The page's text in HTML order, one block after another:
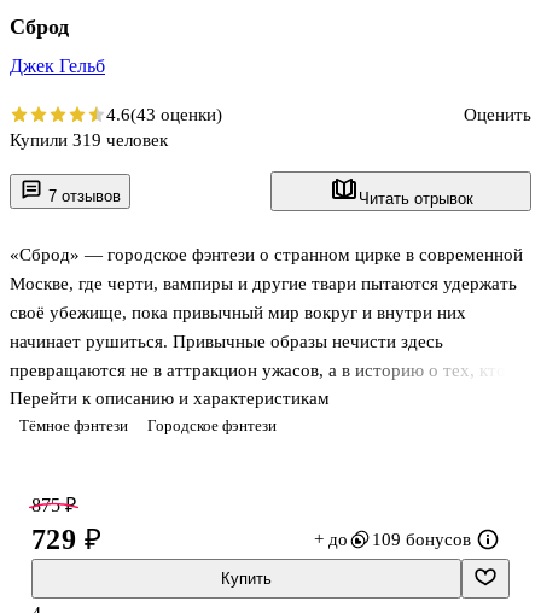
7 отзывов Читать отрывок
Тёмное фэнтези Городское фэнтези
«Сброд» — городское фэнтези о странном цирке в современной
Москве, где черти, вампиры и другие твари пытаются удержать
своё убежище, пока привычный мир вокруг и внутри них
начинает рушиться. Привычные образы нечисти здесь
превращаются не в аттракцион ужасов, а в историю о тех, кто
выпал из обычной жизни и держится вместе, пока у них ещё есть
сцена, кров и общий круг. Гротеск соседствует с очень земной
убывают, старые правила больше не работают, и каждый
обитатель чувствует, что прежняя жизнь подходит к опасной
Перейти к описанию и характеристикам
Сброд
Джек Гельб
4.6(43 оценки)
Оценить
Купили 319 человек
875 ₽
729 ₽ + до 109 бонусов
Купить